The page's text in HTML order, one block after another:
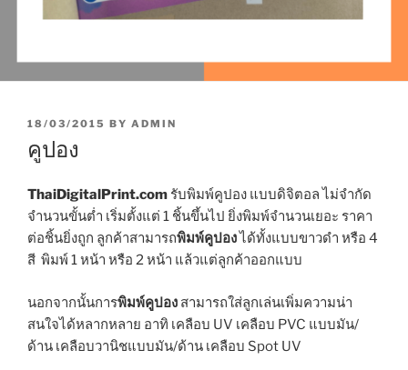
P
S
E
O
N
18/03/2015 BY ADMIN
คูปอง
ThaiDigitalPrint.com รับพิมพ์คูปอง แบบดิจิตอล ไม่จำกัด
จำนวนขั้นต่ำ เริ่มตั้งแต่ 1 ชิ้นขึ้นไป ยิ่งพิมพ์จำนวนเยอะ ราคา
ต่อชิ้นยิ่งถูก ลูกค้าสามารถพิมพ์คูปองได้ทั้งแบบขาวดำ หรือ 4
สี พิมพ์ 1 หน้า หรือ 2 หน้า แล้วแต่ลูกค้าออกแบบ
นอกจากนั้นการพิมพ์คูปอง สามารถใส่ลูกเล่นเพิ่มความน่า
สนใจได้หลากหลาย อาทิ เคลือบ UV เคลือบ PVC แบบมัน/
ด้าน เคลือบวานิชแบบมัน/ด้าน เคลือบ Spot UV